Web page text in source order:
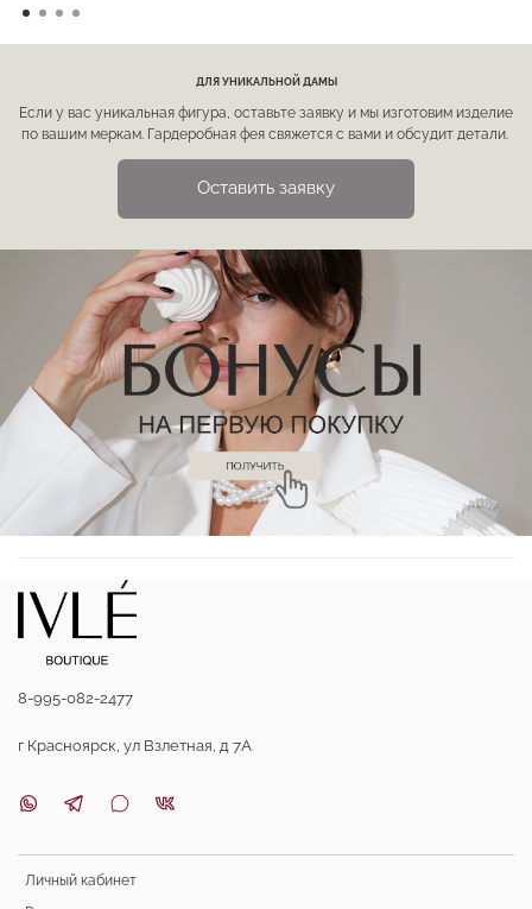
ДЛЯ УНИКАЛЬНОЙ ДАМЫ
Если у вас уникальная фигура, оставьте заявку и мы изготовим изделие
по вашим меркам. Гардеробная фея свяжется с вами и обсудит детали.
Оставить заявку
Личный кабинет
8-995-082-2477
г Красноярск, ул Взлетная, д 7А